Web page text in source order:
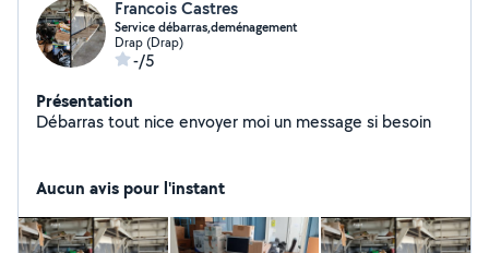
Francois Castres
Service débarras,deménagement
Drap (Drap)
-/5
Présentation
Débarras tout nice envoyer moi un message si besoin
Aucun avis pour l'instant